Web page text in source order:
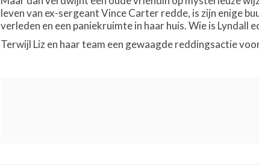
leven van ex-sergeant Vince Carter redde, is zijn enige
verleden en een paniekruimte in haar huis. Wie is Lyndall
Terwijl Liz en haar team een gewaagde reddingsactie